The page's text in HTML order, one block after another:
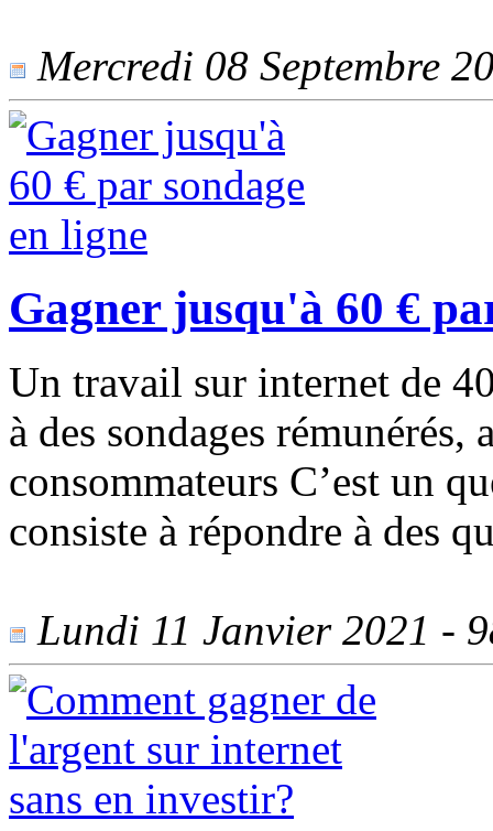
Mercredi 08 Septembre
Gagner jusqu'à 60 €
Un travail sur internet de
à des sondages
consommateurs C’est un
consiste à répondre à des
Lundi 11 Janvier 2021 -